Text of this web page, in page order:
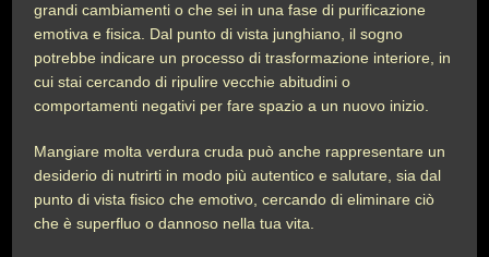
grandi cambiamenti o che sei in una fase di purificazione
emotiva e fisica. Dal punto di vista junghiano, il sogno
potrebbe indicare un processo di trasformazione interiore, in
cui stai cercando di ripulire vecchie abitudini o
comportamenti negativi per fare spazio a un nuovo inizio.
Mangiare molta verdura cruda può anche rappresentare un
desiderio di nutrirti in modo più autentico e salutare, sia dal
punto di vista fisico che emotivo, cercando di eliminare ciò
che è superfluo o dannoso nella tua vita.